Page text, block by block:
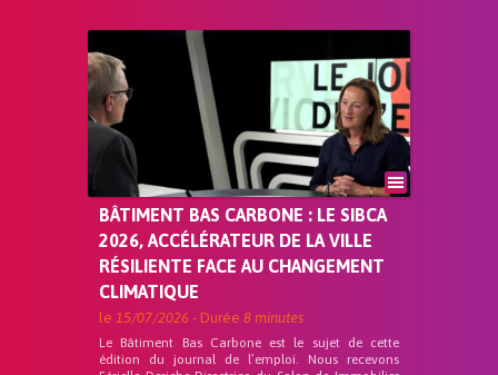
BÂTIMENT BAS CARBONE : LE SIBCA
2026, ACCÉLÉRATEUR DE LA VILLE
RÉSILIENTE FACE AU CHANGEMENT
CLIMATIQUE
le 15/07/2026 - Durée 8 minutes
Le Bâtiment Bas Carbone est le sujet de cette
édition du journal de l’emploi. Nous recevons